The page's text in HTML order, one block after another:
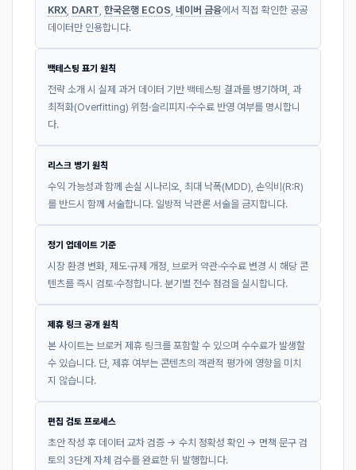
KRX DART 한국은행 ECOS 네이버 금융에서 직접 확인한 공공
데이터만 인용합니다.
백테스팅 표기 원칙
전략 소개 시 실제 과거 데이터 기반 백테스팅 결과를 병기하며, 과
최적화(Overfitting) 위험·슬리피지·수수료 반영 여부를 명시합니
다.
리스크 병기 원칙
수익 가능성과 함께 손실 시나리오, 최대 낙폭(MDD), 손익비(R:R)
를 반드시 함께 서술합니다. 일방적 낙관론 서술을 금지합니다.
정기 업데이트 기준
시장 환경 변화, 제도·규제 개정, 브로커 약관·수수료 변경 시 해당 콘
텐츠를 즉시 검토·수정합니다. 분기별 전수 점검을 실시합니다.
제휴 링크 공개 원칙
본 사이트는 브로커 제휴 링크를 포함할 수 있으며 수수료가 발생할
수 있습니다. 단, 제휴 여부는 콘텐츠의 객관적 평가에 영향을 미치
지 않습니다.
편집 검토 프로세스
초안 작성 후 데이터 교차 검증 → 수치 정확성 확인 → 면책 문구 검
토의 3단계 자체 검수를 완료한 뒤 발행합니다.